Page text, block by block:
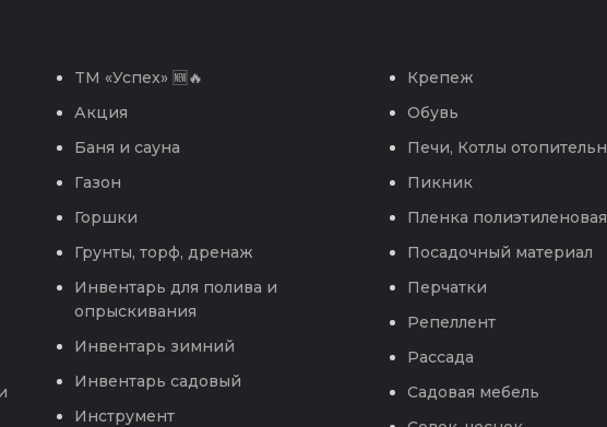
TM «Успех» 🆕🔥
Акция
Баня и сауна
Газон
Горшки
Грунты, торф, дренаж
Инвентарь для полива и
опрыскивания
Инвентарь зимний
Инвентарь садовый
Инструмент
Крепеж
Обувь
Печи, Котлы
Пикник
Пленка полиэтиленовая
Посадочный материал
Перчатки
Репеллент
Рассада
Садовая мебель